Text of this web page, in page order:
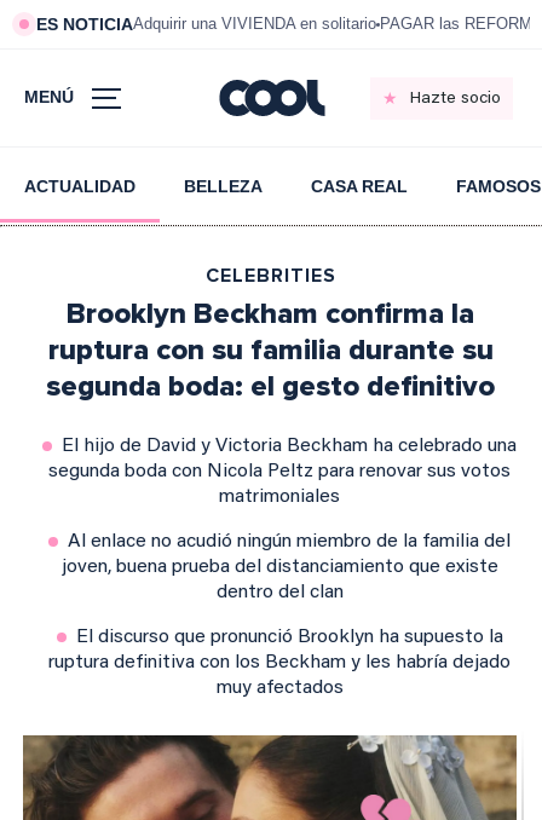
ES NOTICIAAdquirir una VIVIENDA en solitario PAGAR las
MENÚ Hazte socio
ACTUALIDAD BELLEZA CASA REAL FAMOSOS
CELEBRITIES
Brooklyn Beckham confirma la
ruptura con su familia durante su
segunda boda: el gesto definitivo
El hijo de David y Victoria Beckham ha celebrado una
segunda boda con Nicola Peltz para renovar sus votos
matrimoniales
Al enlace no acudió ningún miembro de la familia del
joven, buena prueba del distanciamiento que existe
dentro del clan
El discurso que pronunció Brooklyn ha supuesto la
ruptura definitiva con los Beckham y les habría dejado
muy afectados